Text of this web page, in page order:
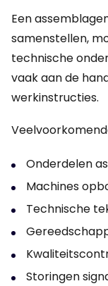
Een
samenstellen,
technische
vaak aan de
werkinstructies.
Onderdelen
Machines
Technische
Storingen